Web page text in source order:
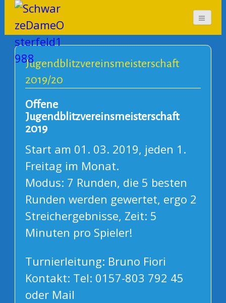
SchwarzeDameOsterf
eld1988
Jugendblitzvereinsmeisterschaft
2019/20
Offene
Jugendblitzvereinsmeisterschaft
2019
Start am 01. 03. 2019, jeden 1.
Freitag im Monat.
Modus: 7 Runden, die 5 besten
Runden werden gewertet, ergo 2
Streichergebnisse, Zeit: 5
Minuten pro Spieler!
Turnierleitung: Bruno Fiori
Kontakt: Tel: 0157-803 792 45
oder Mail